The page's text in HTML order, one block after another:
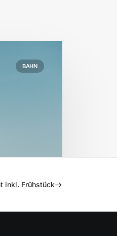
BAHN
inkl. Frühstück